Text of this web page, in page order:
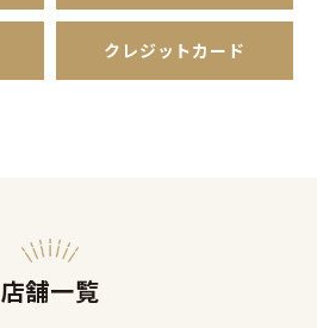
クレジットカード
店舗一覧